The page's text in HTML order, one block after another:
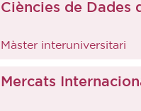
Ciències de Dades
Màster interuniversitari
Mercats